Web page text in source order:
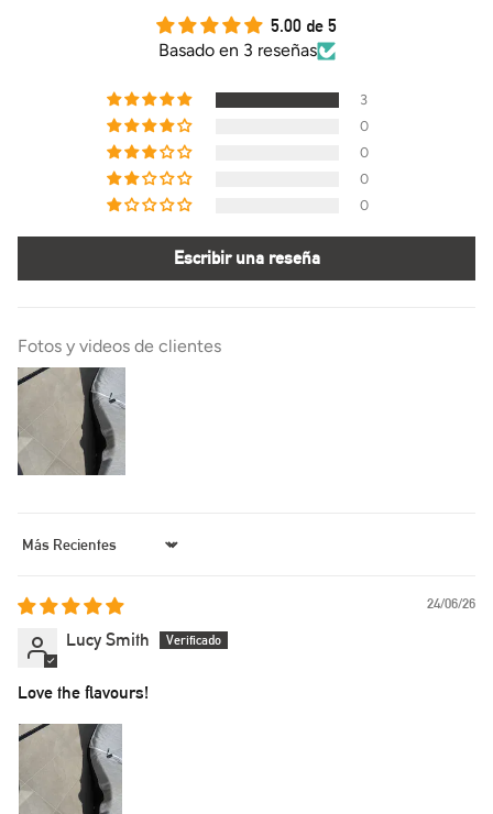
5.00 de 5
Basado en 3 reseñas
3
0
0
0
0
Escribir una reseña
Fotos y videos de clientes
Sort by
24/06/26
Lucy Smith
Love the flavours!